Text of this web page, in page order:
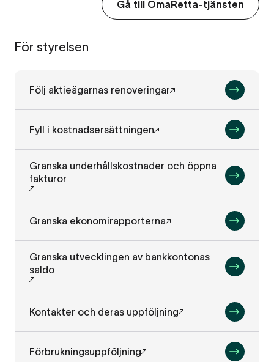
Gå till OmaRetta-tjänsten
För styrelsen
Följ aktieägarnas renoveringar
Fyll i kostnadsersättningen
Granska underhållskostnader och öppna
fakturor
Granska ekonomirapporterna
Granska utvecklingen av bankkontonas
saldo
Kontakter och deras uppföljning
Förbrukningsuppföljning